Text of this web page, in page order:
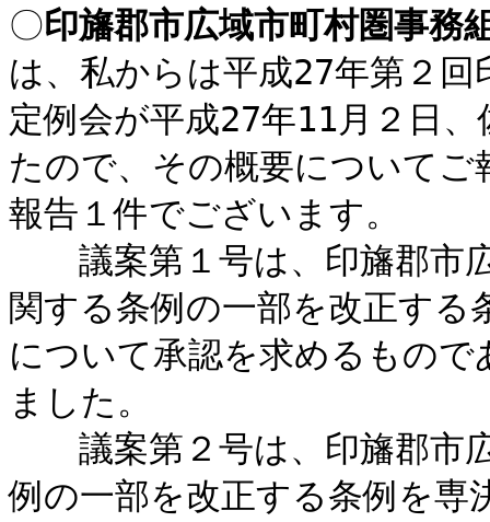
〇印旛郡市広域市町村圏事務
は、私からは平成27年第２
定例会が平成27年11月２日
たので、その概要について
報告１件でございます。
議案第１号は、印旛郡市広
関する条例の一部を改正す
について承認を求めるもの
ました。
議案第２号は、印旛郡市広
例の一部を改正する条例を専